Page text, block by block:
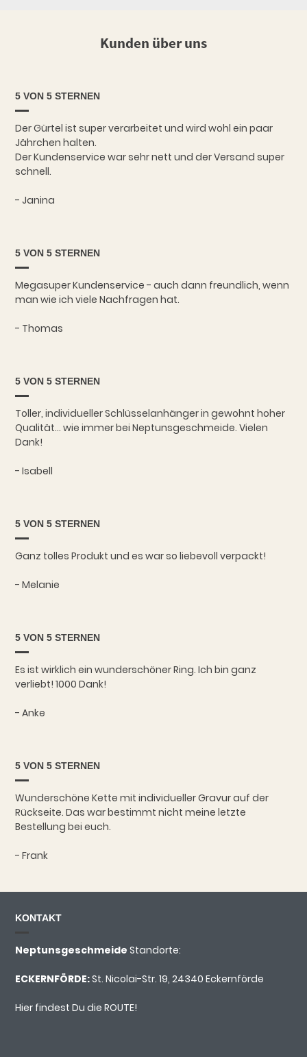
Kunden über uns
5 VON 5 STERNEN
Der Gürtel ist super verarbeitet und wird wohl ein paar
Jährchen halten.
Der Kundenservice war sehr nett und der Versand super
schnell.
- Janina
5 VON 5 STERNEN
Megasuper Kundenservice - auch dann freundlich, wenn
man wie ich viele Nachfragen hat.
- Thomas
5 VON 5 STERNEN
Toller, individueller Schlüsselanhänger in gewohnt hoher
Qualität... wie immer bei Neptunsgeschmeide. Vielen
Dank!
- Isabell
5 VON 5 STERNEN
Ganz tolles Produkt und es war so liebevoll verpackt!
- Melanie
5 VON 5 STERNEN
Es ist wirklich ein wunderschöner Ring. Ich bin ganz
verliebt! 1000 Dank!
- Anke
5 VON 5 STERNEN
Wunderschöne Kette mit individueller Gravur auf der
Rückseite. Das war bestimmt nicht meine letzte
Bestellung bei euch.
- Frank
KONTAKT
NeptunsgeschmeideStandorte:
ECKERNFÖRDE:St. Nicolai-Str. 19, 24340 Eckernförde
Hier findest Du die ROUTE!